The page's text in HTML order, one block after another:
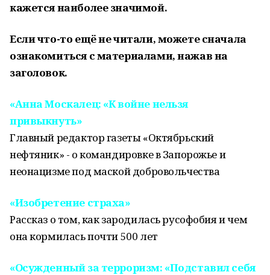
кажется наиболее значимой.
Если что-то ещё не читали, можете сначала
ознакомиться с материалами, нажав на
заголовок.
«Анна Москалец: «К войне нельзя
привыкнуть»
Главный редактор газеты «Октябрьский
нефтяник» - о командировке в Запорожье и
неонацизме под маской добровольчества
«Изобретение страха»
Рассказ о том, как зародилась русофобия и чем
она кормилась почти 500 лет
«Осужденный за терроризм: «Подставил себя